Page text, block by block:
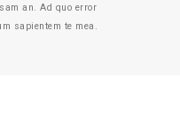
an. Ad quo error
sapientem te mea.